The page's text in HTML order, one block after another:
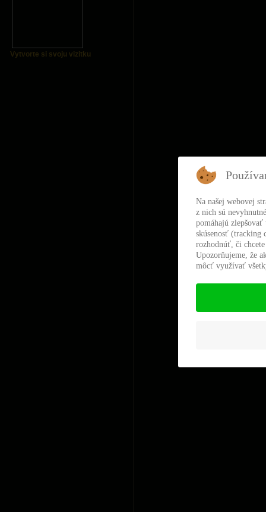
Vytvorte si svoju vizitku
Na našej webovej
z nich sú
pomáhajú
skúsenosť (tracking
rozhodnúť, či
Upozorňujeme, že
môcť využívať